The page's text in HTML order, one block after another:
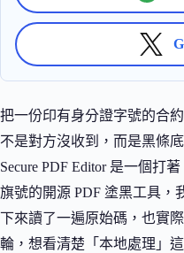
把一份印有身分證字號的合
不是對方沒收到，而是黑條
Secure PDF Editor 是一個打
旗號的開源 PDF 塗黑工具，
下來讀了一遍原始碼，也實
輪，想看清楚「本地處理」